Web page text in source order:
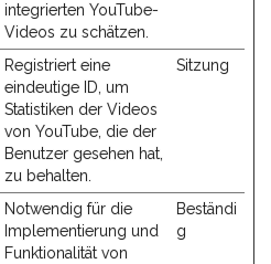
integrierten YouTube-
Videos zu schätzen.
Registriert eine
eindeutige ID, um
Statistiken der Videos
von YouTube, die der
Benutzer gesehen hat,
zu behalten.
Sitzung
Notwendig für die
Implementierung und
Funktionalität von
Beständi
g